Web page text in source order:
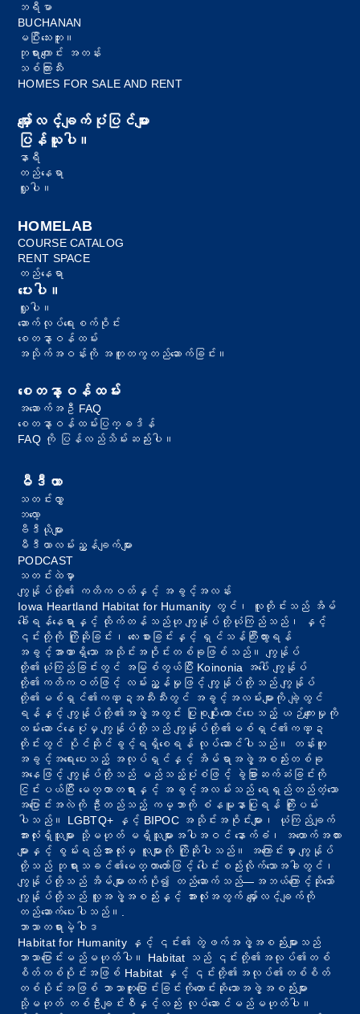
ဘရီမာ
BUCHANAN
မပြီးသေးဘူး။
ဘုရားကျောင်း အတန်း
သစ်ကြားသီး
HOMES FOR SALE AND RENT
မျှော်လင့်ချက်ပုံပြင်များ
ပြန်ယူပါ။
နာရီ
တည်နေရာ
လှူပါ။
HOMELAB
COURSE CATALOG
RENT SPACE
တည်နေရာ
ပေးပါ။
လှူပါ။
ဆောက်လုပ်ရေးစက်ဝိုင်း
စေတနာ့ဝန်ထမ်း
အသိုက်အဝန်းကို အတူတကွတည်ဆောက်ခြင်း။
စေတနာ့ဝန်ထမ်း
အဆောက်အဦ FAQ
စေတနာ့ဝန်ထမ်းပြက္ခဒိန်
FAQ ကို ပြန်လည်သိမ်းဆည်းပါ။
မီဒီယာ
သတင်းလွှာ
ဘလော့
ဗီဒီယိုများ
မီဒီယာလမ်းညွှန်ချက်များ
PODCAST
သတင်းထဲမှာ
ကျွန်ုပ်တို့၏ ကတိကဝတ်နှင့် အခွင့်အလန်း
Iowa Heartland Habitat for Humanity တွင်၊ လူတိုင်းသည် အိမ်
ခေါ်ရန်နေရာနှင့် ထိုက်တန်သည်ဟု ကျွန်ုပ်တို့ယုံကြည်သည်၊ နှင့်
၎င်းတို့ကို ကြိုဆိုခြင်း၊ လေးစားခြင်းနှင့် ရှင်သန်ကြီးထွားရန်
အခွင့်အာဏာရှိသော အသိုင်းအဝိုင်းတစ်ခုဖြစ်သည်။ ကျွန်ုပ်
တို့၏ယုံကြည်ခြင်းတွင် အမြစ်တွယ်ပြီး Koinonia အပေါ် ကျွန်ုပ်
တို့၏ကတိကဝတ်ဖြင့် လမ်းညွှန်မှုဖြင့် ကျွန်ုပ်တို့သည် ကျွန်ုပ်
တို့၏မစ်ရှင်၏ကဏ္ဍအသီးသီးတွင် အခွင့်အလမ်းများကို ချဲ့ထွင်
ရန်နှင့် ကျွန်ုပ်တို့၏အဖွဲ့အတွင်း ပြုစုပျိုးထောင်ပေးသည့် ယဉ်ကျေးမှုကို
ထမ်းဆောင်နေပုံမှ ကျွန်ုပ်တို့သည် ကျွန်ုပ်တို့၏မစ်ရှင်၏ကဏ္ဍ
တိုင်းတွင် ပိုင်ဆိုင်ခွင့်ရရှိစေရန် လုပ်ဆောင်ပါသည်။ တန်းတူ
အခွင့်အရေးပေးသည့် အလုပ်ရှင်နှင့် အိမ်ရာအဖွဲ့အစည်းတစ်ခု
အနေဖြင့် ကျွန်ုပ်တို့သည် မည်သည့်ပုံစံဖြင့် ခွဲခြားဆက်ဆံခြင်းကို
ငြင်းပယ်ပြီး မေတ္တာတရားနှင့် အခွင့်အလမ်းသည် ရေရှည်တည်တံ့သော
အပြောင်းအလဲကို ဦးတည်သည့် ကမ္ဘာကို စံနမူနာပြုရန် ကြိုးပမ်း
ပါသည်။ LGBTQ+ နှင့် BIPOC အသိုင်းအဝိုင်းများ၊ ယုံကြည်ချက်
အားလုံးရှိသူများ သို့မဟုတ် မရှိသူများအပါအဝင် နောက်ခံ၊ အထောက်အထား
များနှင့် စွမ်းရည်အားလုံးမှ လူများကို ကြိုဆိုပါသည်။ အကြောင်းမှာ ကျွန်ုပ်
တို့သည် ဘုရားသခင်၏မေတ္တာတော်ဖြင့် ပေါင်းစည်းလိုက်သောအခါတွင်၊
ကျွန်ုပ်တို့သည် အိမ်များထက်ပို၍ တည်ဆောက်သည်—အဘယ်ကြောင့်ဆိုသော်
ကျွန်ုပ်တို့သည် လူ့အဖွဲ့အစည်းနှင့် အားလုံးအတွက် မျှော်လင့်ချက်ကို
တည်ဆောက်ပေးပါသည်။.
ဘာသာတရားမဲ့ဝါဒ
Habitat for Humanity နှင့် ၎င်း၏ တွဲဖက်အဖွဲ့အစည်းများသည်
ဘာသာပြောင်းမည်မဟုတ်ပါ။ Habitat သည် ၎င်းတို့၏အလုပ်၏တစ်
စိတ်တစ်ပိုင်းအဖြစ် Habitat နှင့် ၎င်းတို့၏အလုပ်၏တစ်စိတ်
တစ်ပိုင်းအဖြစ် ဘာသာကူးပြောင်းခြင်းကိုတောင်းဆိုသောအဖွဲ့အစည်းများ
သို့မဟုတ် တစ်ဦးချင်းစီနှင့်လည်း လုပ်ဆောင်မည်မဟုတ်ပါ။